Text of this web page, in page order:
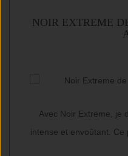
NOIR EXTREME
Avec Noir Extreme, je
intense et envoûtant. Ce